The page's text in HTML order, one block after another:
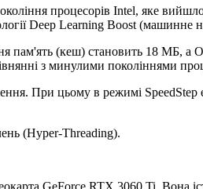
процесорів Intel, яке
Deep Learning Boost (машинне
(кеш) становить 18 МБ, а
з минулими поколіннями
При цьому в режимі SpeedStep
(Hyper-Threading).
GeForce RTX 3060 Ti. Вона